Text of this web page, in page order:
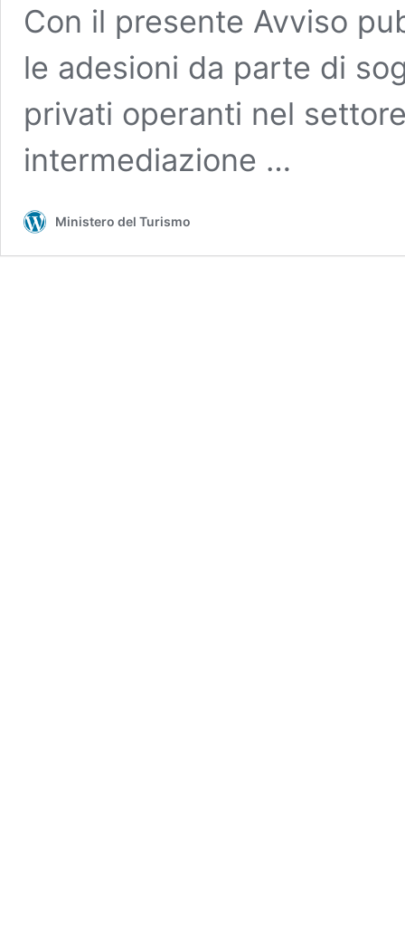
Con il presente Avviso
le adesioni da parte di
privati operanti nel
intermediazione …
Ministero del Turismo